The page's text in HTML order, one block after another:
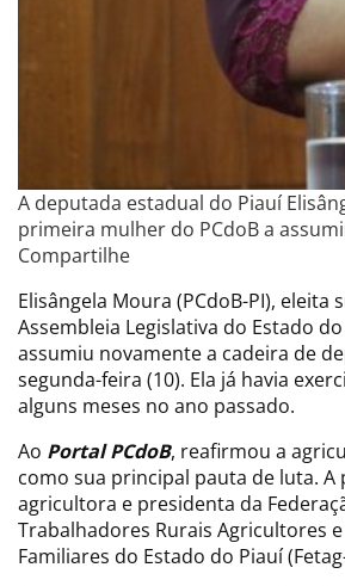
A deputada estadual do Piauí
primeira mulher do PCdoB a
Compartilhe
Elisângela Moura (PCdoB-PI), eleita
Assembleia Legislativa do Estado
assumiu novamente a cadeira de
segunda-feira (10). Ela já havia
alguns meses no ano passado.
Ao Portal PCdoB, reafirmou a
como sua principal pauta de luta.
agricultora e presidenta da
Trabalhadores Rurais Agricultores
Familiares do Estado do Piauí